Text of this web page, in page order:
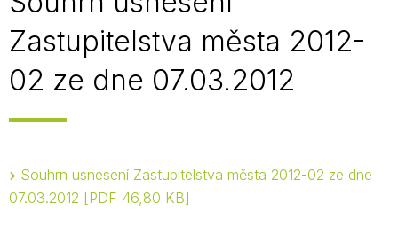
Zastupitelstva města 2012-
02 ze dne 07.03.2012
Souhrn usnesení Zastupitelstva města 2012-02 ze dne
07.03.2012
PDF 46,80 KB